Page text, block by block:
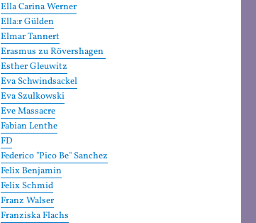
Ella Carina Werner
Ella:r Gülden
Elmar Tannert
Erasmus zu Rövershagen
Esther Gleuwitz
Eva Schwindsackel
Eva Szulkowski
Eve Massacre
Fabian Lenthe
FD
Federico "Pico Be" Sanchez
Felix Benjamin
Felix Schmid
Franz Walser
Franziska Flachs